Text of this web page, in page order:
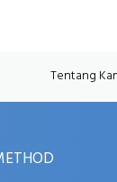
Tentang